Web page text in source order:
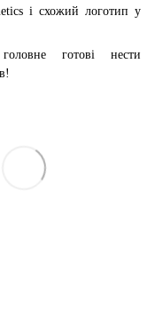
і схожий логотип у
готові нести